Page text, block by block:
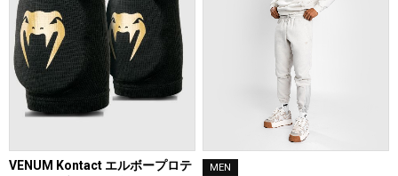
VENUM Kontact エルボープロテ
MEN